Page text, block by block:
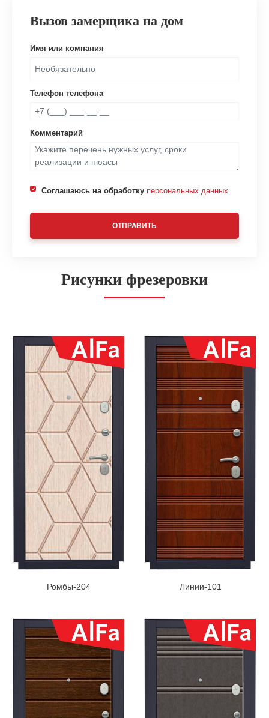
Вызов замерщика на дом
Имя или компания
Телефон телефона
Комментарий
Соглашаюсь на обработку персональных данных
ОТПРАВИТЬ
Рисунки фрезеровки
Ромбы-204 Линии-101